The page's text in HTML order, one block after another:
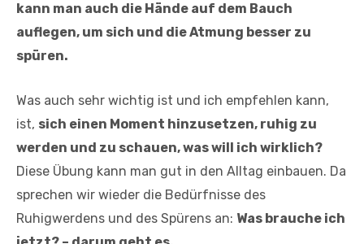
kann man auch die Hände auf dem Bauch
auflegen, um sich und die Atmung besser zu
spüren.
Was auch sehr wichtig ist und ich empfehlen kann,
ist, sich einen Moment hinzusetzen, ruhig zu
werden und zu schauen, was will ich wirklich?
Diese Übung kann man gut in den Alltag einbauen. Da
sprechen wir wieder die Bedürfnisse des
Ruhigwerdens und des Spürens an: Was brauche ich